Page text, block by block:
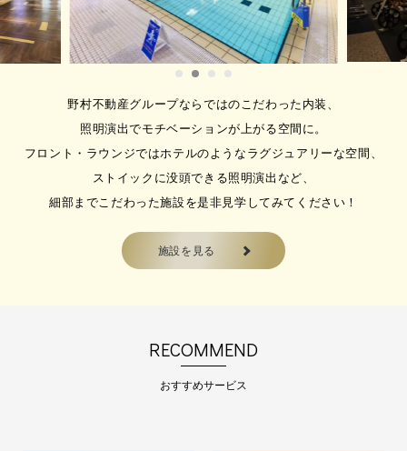
2か月で、本気のカラダ改革
INSTA BODY ２カ月短期集中ダイエ
ット パ…
2026.07.22
パーソナルトレーニングで運動
を習慣化！
【会員種別：パーソナル４】 パー
案内
🌻夏期ビジターチケット販売のご案
内🌻 …
野村不動産グループならではのこだわった内装、
照明演出でモチベーションが上がる空間に。
フロント・ラウンジではホテルのようなラグジュアリーな空間、
ストイックに没頭できる照明演出など、
細部までこだわった施設を是非見学してみてください！
施設を見る
RECOMMEND
おすすめサービス